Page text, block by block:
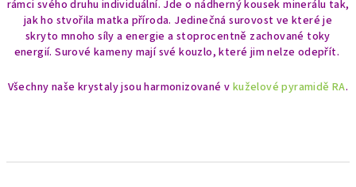
rámci svého druhu individuální. Jde o nádherný kousek minerálu tak,
jak ho stvořila matka příroda. Jedinečná surovost ve které je
skryto mnoho síly a energie a stoprocentně zachované toky
energií. Surové kameny mají své kouzlo, které jim nelze odepřít.
Všechny naše krystaly jsou harmonizované v kuželové pyramidě RA.